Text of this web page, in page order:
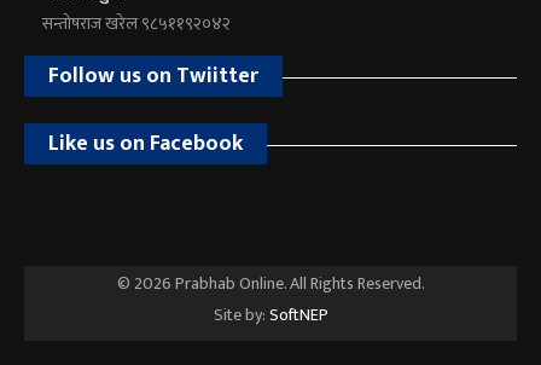
सन्तोषराज खरेल ९८५११९२०४२
Follow us on Twiitter
Like us on Facebook
© 2026 Prabhab Online. All Rights Reserved.
Site by:SoftNEP